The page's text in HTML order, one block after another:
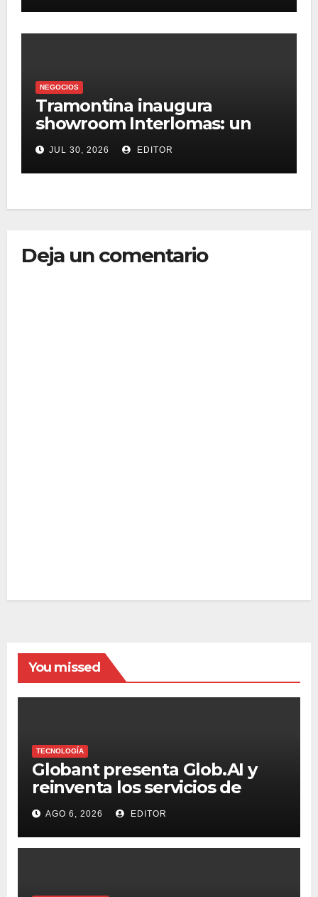
NEGOCIOS
Tramontina inaugura
showroom Interlomas: un
espacio para vivir la
experiencia de sus
soluciones profesionales y
JUL 30, 2026 EDITOR
Deja un comentario
You missed
TECNOLOGÍA
Globant presenta Glob.AI y
reinventa los servicios de
tecnología para la era de la IA
AGO 6, 2026 EDITOR